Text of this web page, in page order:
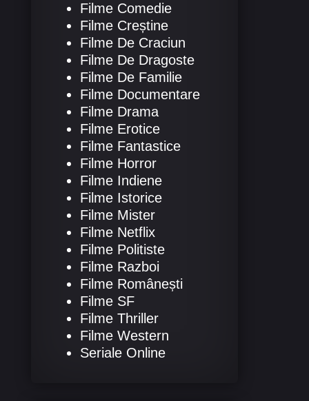
Filme Comedie
Filme Creștine
Filme De Craciun
Filme De Dragoste
Filme De Familie
Filme Documentare
Filme Drama
Filme Erotice
Filme Fantastice
Filme Horror
Filme Indiene
Filme Istorice
Filme Mister
Filme Netflix
Filme Politiste
Filme Razboi
Filme Românești
Filme SF
Filme Thriller
Filme Western
Seriale Online